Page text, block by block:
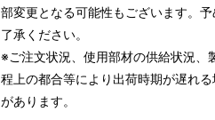
部変更となる可能性もございます。
了承ください。
※ご注文状況、使用部材の供給状況、
程上の都合等により出荷時期が遅れる
があります。